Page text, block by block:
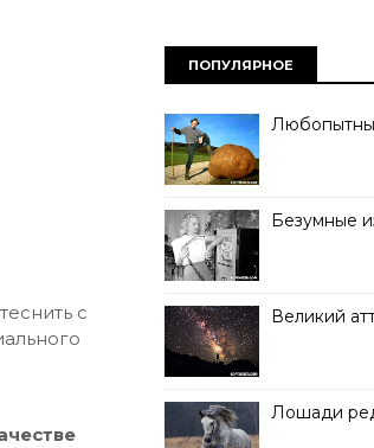
с
ПОПУЛЯРНОЕ
Безумные
Великий
Лошади